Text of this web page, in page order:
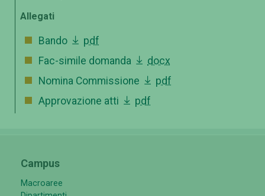
Allegati
Bando
pdf
Fac-simile domanda
docx
Nomina Commissione
pdf
Approvazione atti
pdf
Campus
Macroaree